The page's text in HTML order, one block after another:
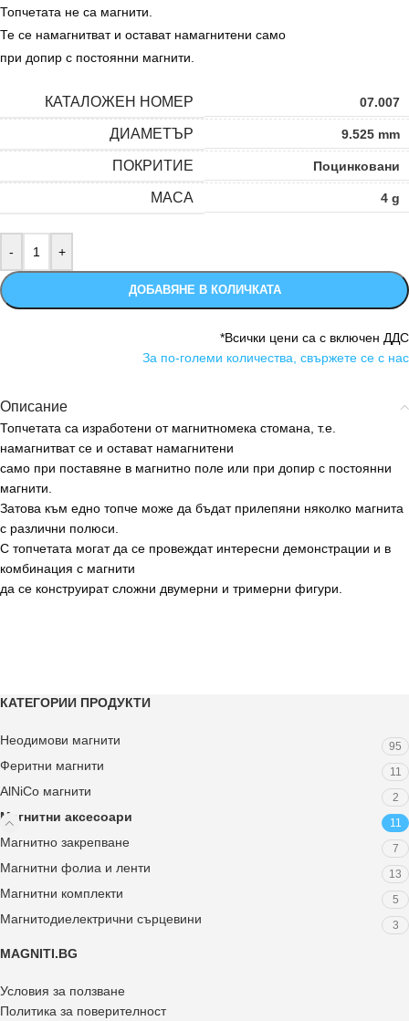
Топчетата не са магнити.
Те се намагнитват и остават намагнитени само
при допир с постоянни магнити.
КАТАЛОЖЕН НОМЕР 07.007
ДИАМЕТЪР 9.525 mm
ПОКРИТИЕ Поцинковани
МАСА 4 g
ДОБАВЯНЕ В КОЛИЧКАТА
*Всички цени са с включен ДДС
За по-големи количества, свържете се с нас
Описание
Топчетата са изработени от магнитномека стомана, т.е.
намагнитват се и остават намагнитени
само при поставяне в магнитно поле или при допир с постоянни
магнити.
Затова към едно топче може да бъдат прилепяни няколко магнита
с различни полюси.
С топчетата могат да се провеждат интересни демонстрации и в
комбинация с магнити
да се конструират сложни двумерни и тримерни фигури.
КАТЕГОРИИ ПРОДУКТИ
Неодимови магнити 95
Феритни магнити 11
AlNiCo магнити 2
Магнитни аксесоари 11
Магнитно закрепване 7
Магнитни фолиа и ленти 13
Магнитни комплекти 5
Магнитодиелектрични сърцевини 3
MAGNITI.BG
Условия за ползване
Политика за поверителност